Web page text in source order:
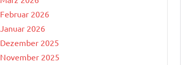
Februar 2026
Januar 2026
Dezember 2025
November 2025